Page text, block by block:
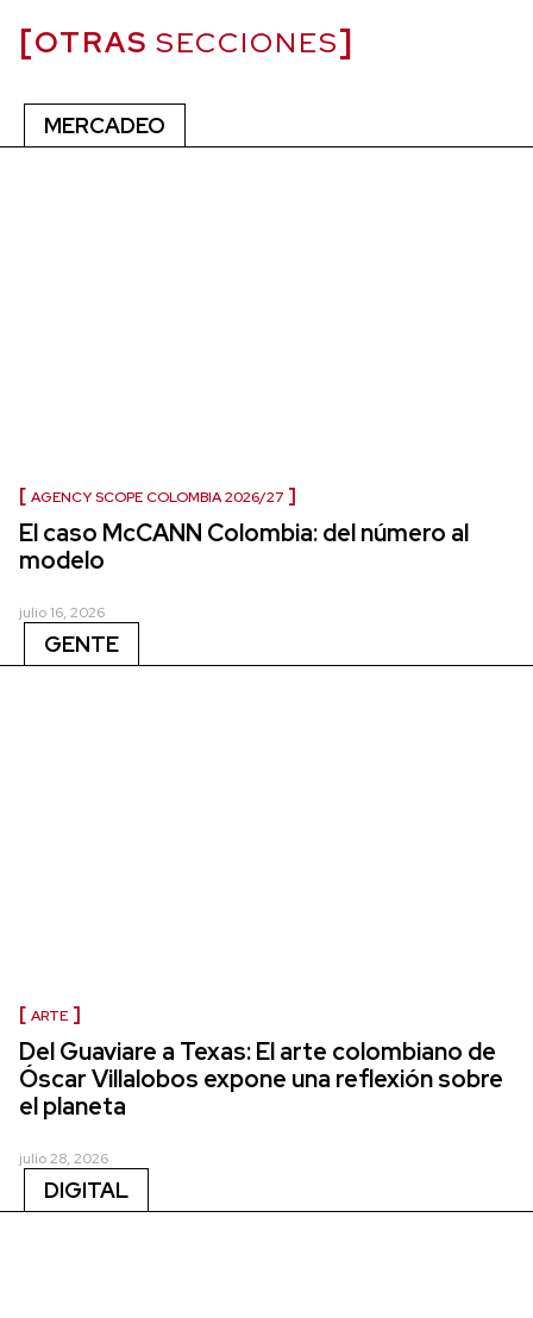
OTRAS SECCIONES
MERCADEO
AGENCY SCOPE COLOMBIA 2026/27
El caso McCANN Colombia: del número al
modelo
julio 16, 2026
GENTE
ARTE
Del Guaviare a Texas: El arte colombiano de
Óscar Villalobos expone una reflexión sobre
el planeta
julio 28, 2026
DIGITAL